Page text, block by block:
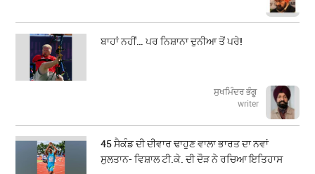
ਬਾਹਾਂ ਨਹੀਂ… ਪਰ ਨਿਸ਼ਾਨਾ ਦੁਨੀਆ ਤੋਂ ਪਰੇ!
ਸੁਖਮਿੰਦਰ ਭੰਗੂ
writer
45 ਸੈਕੰਡ ਦੀ ਦੀਵਾਰ ਢਾਹੁਣ ਵਾਲਾ ਭਾਰਤ ਦਾ ਨਵਾਂ
ਸੁਲਤਾਨ- ਵਿਸ਼ਾਲ ਟੀ.ਕੇ. ਦੀ ਦੌੜ ਨੇ ਰਚਿਆ ਇਤਿਹਾਸ